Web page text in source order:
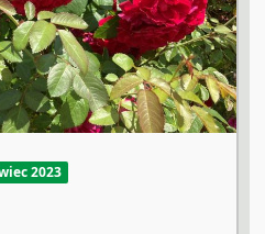
2023